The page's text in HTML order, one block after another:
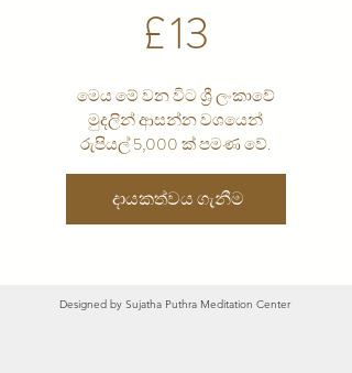
£13
මෙය මේ වන විට ශ්‍රී ලංකාවේ
මුදලින් ආසන්න වශයෙන්
රුපියල් 5,000 ක් පමණ වේ.
දායකත්වය ගැනීම
Designed by Sujatha Puthra Meditation Center